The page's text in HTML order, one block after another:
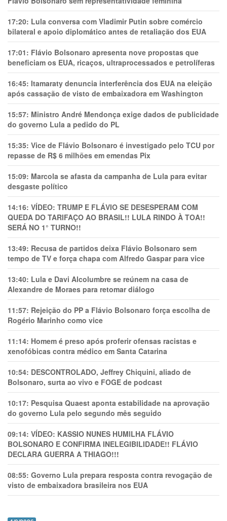
17:20: Lula conversa com Vladimir Putin sobre comércio
bilateral e apoio diplomático antes de retaliação dos EUA
17:01: Flávio Bolsonaro apresenta nove propostas que
beneficiam os EUA, ricaços, ultraprocessados e petrolíferas
16:45: Itamaraty denuncia interferência dos EUA na eleição
após cassação de visto de embaixadora em Washington
15:57: Ministro André Mendonça exige dados de publicidade
do governo Lula a pedido do PL
15:35: Vice de Flávio Bolsonaro é investigado pelo TCU por
repasse de R$ 6 milhões em emendas Pix
15:09: Marcola se afasta da campanha de Lula para evitar
desgaste político
14:16: VÍDEO: TRUMP E FLÁVIO SE DESESPERAM COM
QUEDA DO TARIFAÇO AO BRASIL!! LULA RINDO À TOA!!
SERÁ NO 1° TURNO!!
13:49: Recusa de partidos deixa Flávio Bolsonaro sem
tempo de TV e força chapa com Alfredo Gaspar para vice
13:40: Lula e Davi Alcolumbre se reúnem na casa de
Alexandre de Moraes para retomar diálogo
11:57: Rejeição do PP a Flávio Bolsonaro força escolha de
Rogério Marinho como vice
11:14: Homem é preso após proferir ofensas racistas e
xenofóbicas contra médico em Santa Catarina
10:54: DESCONTROLADO, Jeffrey Chiquini, aliado de
Bolsonaro, surta ao vivo e FOGE de podcast
10:17: Pesquisa Quaest aponta estabilidade na aprovação
do governo Lula pelo segundo mês seguido
09:14: VÍDEO: KASSIO NUNES HUMlLHA FLÁVIO
BOLSONARO E CONFIRMA INELEGIBILIDADE!! FLÁVIO
DECLARA GUERRA A THIAGO!!!
08:55: Governo Lula prepara resposta contra revogação de
visto de embaixadora brasileira nos EUA